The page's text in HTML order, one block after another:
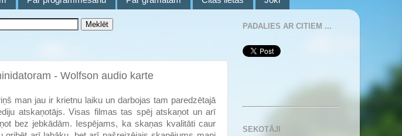
- Wolfson audio karte
man jau ir krietnu laiku un darbojas tam paredzētajā
atskaņotājs. Visas filmas tas spēj atskaņot un arī
bez jebkādām. Iespējams, ka skaņas kvalitāti caur
PADALIES AR CITIEM ...
SEKOTĀJI